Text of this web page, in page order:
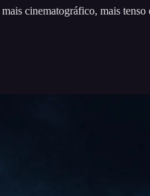
mais cinematográfico, mais tenso